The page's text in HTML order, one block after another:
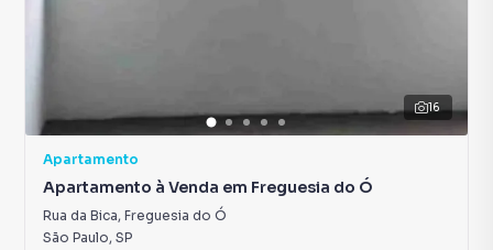
16
Apartamento
Apartamento à Venda em Freguesia do Ó
Rua da Bica, Freguesia do Ó
São Paulo, SP